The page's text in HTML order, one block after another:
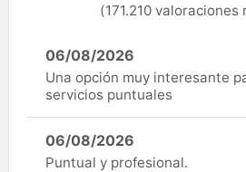
(171.210 valoraciones
06/08/2026
Una opción muy interesante
servicios puntuales
06/08/2026
Puntual y profesional.